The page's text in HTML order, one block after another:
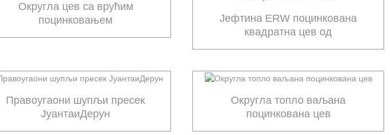
Округла цев са врућим
поцинковањем
Јефтина ERW поцинкована
квадратна цев од
Правоугаони шупљи пресек
ЈуантаиДерун
Округла топло ваљана
поцинкована цев